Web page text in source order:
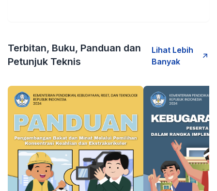
Terbitan, Buku, Panduan dan
Petunjuk Teknis
Lihat Lebih
Banyak